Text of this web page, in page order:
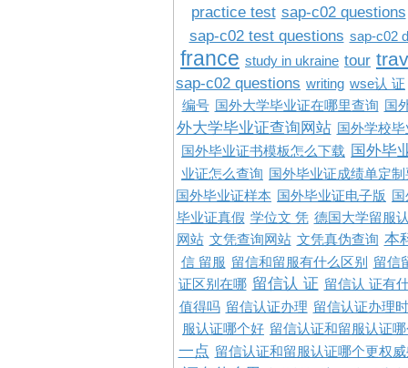
practice test sap-c02 questions
sap-c02 test questions sap-c02
france study in ukraine tour
sap-c02 questions writing wse认 证
编号 国外大学毕业证在哪里查询 国
外大学毕业证查询网站 国外学校
国外毕业证书模板怎么下载 国外毕
业证怎么查询
国外毕业证成绩单定
国外毕业证样本
国外毕业证电子版
毕业证真假 学位文 凭 德国大学留服
网站 文凭查询网站 文凭真伪查询 本
信 留服 留信和留服有什么区别
留信
证区别在哪 留信认 证 留信认 证有
值得吗 留信认证办理 留信认证办理
服认证哪个好 留信认证和留服认证
一点 留信认证和留服认证哪个更权